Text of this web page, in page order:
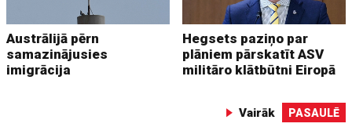
Austrālijā pērn
samazinājusies
imigrācija
Hegsets paziņo par
plāniem pārskatīt ASV
militāro klātbūtni Eiropā
Vairāk PASAULĒ